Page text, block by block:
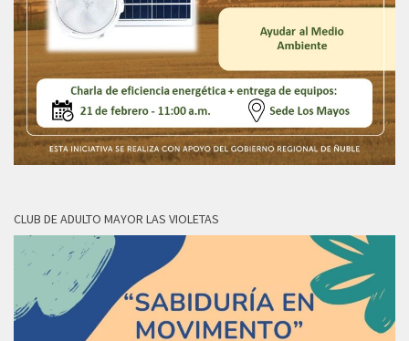
CLUB DE ADULTO MAYOR LAS VIOLETAS